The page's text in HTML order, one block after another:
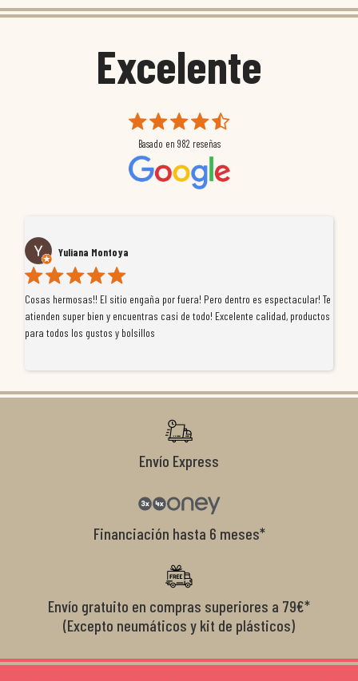
Excelente
Basado en 982 reseñas
Yuliana Montoya
Cosas hermosas!! El sitio engaña por fuera! Pero dentro es espectacular! Te
atienden super bien y encuentras casi de todo! Excelente calidad, productos
para todos los gustos y bolsillos
Envío Express
Financiación hasta 6 meses*
Envío gratuito en compras superiores a 79€*
(Excepto neumáticos y kit de plásticos)